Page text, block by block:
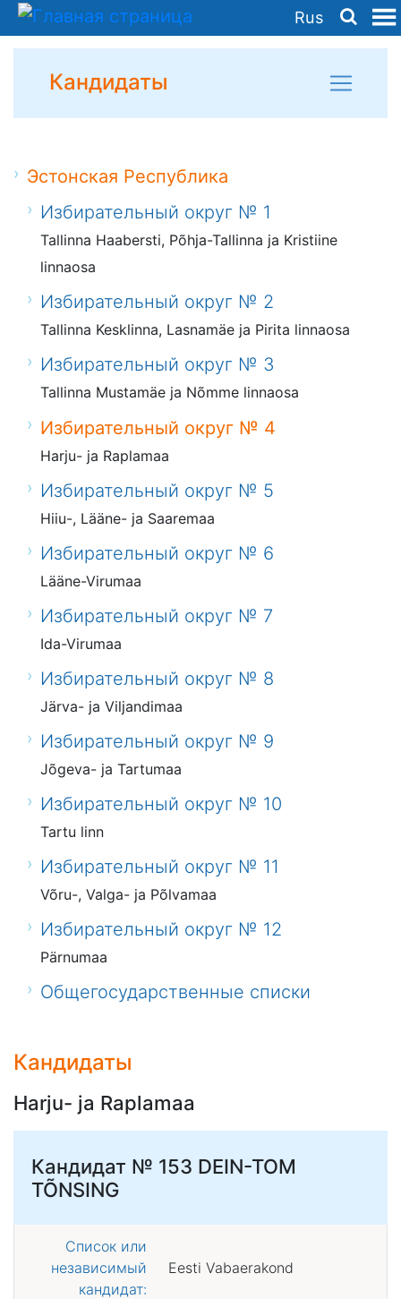
Rus
Кандидаты
Эстонская Республика
Избирательный округ № 1
Tallinna Haabersti, Põhja-Tallinna ja Kristiine
linnaosa
Избирательный округ № 2
Tallinna Kesklinna, Lasnamäe ja Pirita linnaosa
Избирательный округ № 3
Tallinna Mustamäe ja Nõmme linnaosa
Избирательный округ № 4
Harju- ja Raplamaa
Избирательный округ № 5
Hiiu-, Lääne- ja Saaremaa
Избирательный округ № 6
Lääne-Virumaa
Избирательный округ № 7
Ida-Virumaa
Избирательный округ № 8
Järva- ja Viljandimaa
Избирательный округ № 9
Jõgeva- ja Tartumaa
Избирательный округ № 10
Tartu linn
Избирательный округ № 11
Võru-, Valga- ja Põlvamaa
Избирательный округ № 12
Pärnumaa
Общегосударственные списки
Кандидаты
Harju- ja Raplamaa
Кандидат № 153 DEIN-TOM
TÕNSING
Список или
независимый
кандидат:
Eesti Vabaerakond